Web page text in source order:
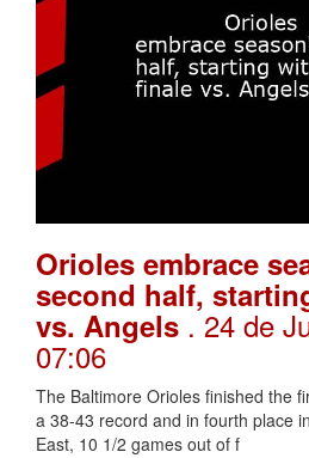
Orioles embrace
second half,
vs. Angels . 24 de
07:06
The Baltimore Orioles finished the
a 38-43 record and in fourth place
East, 10 1/2 games out of f